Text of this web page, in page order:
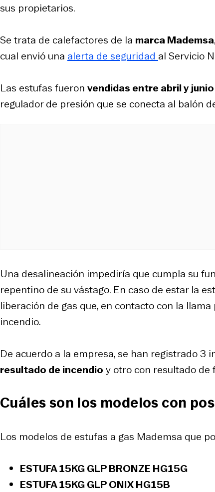
sus propietarios.
Se trata de calefactores de la marca Mademsa
cual envió una alerta de seguridad al Servicio
Las estufas fueron vendidas entre abril y
regulador de presión que se conecta al balón
Una desalineación impediría que cumpla su
repentino de su vástago. En caso de estar la
liberación de gas que, en contacto con la
incendio.
De acuerdo a la empresa, se han registrado 3
resultado de incendio y otro con resultado de
Cuáles son los modelos con
Los modelos de estufas a gas Mademsa que
ESTUFA 15KG GLP BRONZE HG15G
ESTUFA 15KG GLP ONIX HG15B